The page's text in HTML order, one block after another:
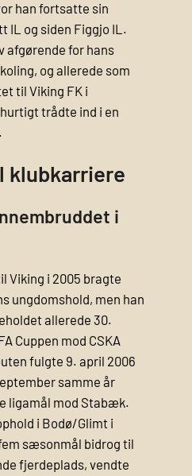
han fortsatte sin
IL og siden Figgjo IL.
afgørende for hans
og allerede som
til Viking FK i
trådte ind i en
klubkarriere
i
Viking i 2005 bragte
ungdomshold, men han
allerede 30.
Cuppen mod CSKA
fulgte 9. april 2006
samme år
ligamål mod Stabæk.
i Bodø/Glimt i
sæsonmål bidrog til
fjerdeplads, vendte